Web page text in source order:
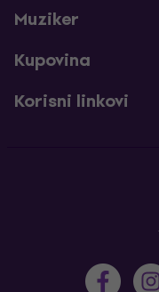
Muziker
Kupovina
Korisni linkovi